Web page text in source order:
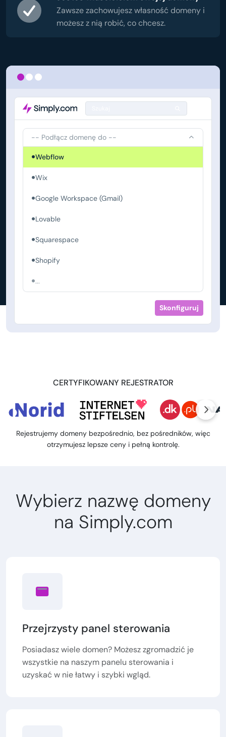
Zawsze zachowujesz własność domeny i
możesz z nią robić, co chcesz.
-- Podłącz domenę do --
Webflow
Wix
Google Workspace (Gmail)
Lovable
Squarespace
Shopify
...
Skonfiguruj
CERTYFIKOWANY REJESTRATOR
Rejestrujemy domeny bezpośrednio, bez pośredników, więc
otrzymujesz lepsze ceny i pełną kontrolę.
Wybierz nazwę domeny
na Simply.com
Przejrzysty panel sterowania
Posiadasz wiele domen? Możesz zgromadzić je
wszystkie na naszym panelu sterowania i
uzyskać w nie łatwy i szybki wgląd.